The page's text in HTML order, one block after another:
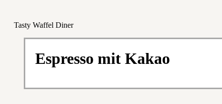
Tasty Waffel Diner
Espresso mit Kakao